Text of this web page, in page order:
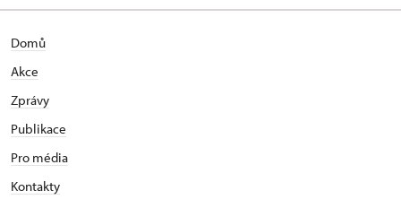
Domů
Akce
Zprávy
Publikace
Pro média
Kontakty